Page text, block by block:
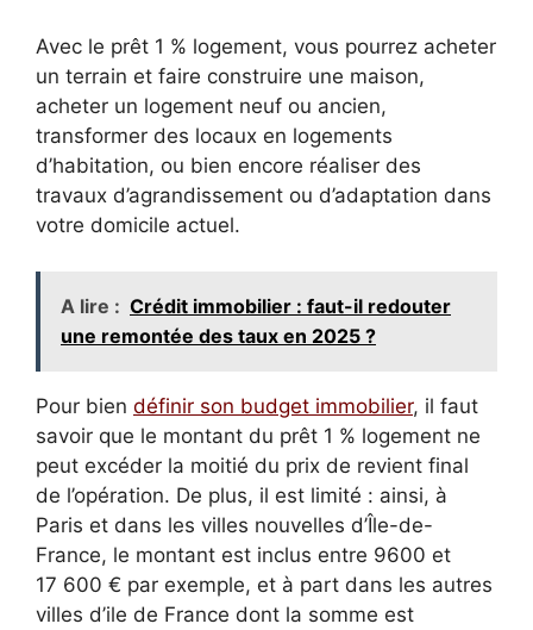
Avec le prêt 1 % logement, vous pourrez acheter
un terrain et faire construire une maison,
acheter un logement neuf ou ancien,
transformer des locaux en logements
d’habitation, ou bien encore réaliser des
travaux d’agrandissement ou d’adaptation dans
votre domicile actuel.
A lire : Crédit immobilier : faut-il redouter
une remontée des taux en 2025 ?
Pour bien définir son budget immobilier, il faut
savoir que le montant du prêt 1 % logement ne
peut excéder la moitié du prix de revient final
de l’opération. De plus, il est limité : ainsi, à
Paris et dans les villes nouvelles d’Île-de-
France, le montant est inclus entre 9600 et
17 600 € par exemple, et à part dans les autres
villes d’ile de France dont la somme est